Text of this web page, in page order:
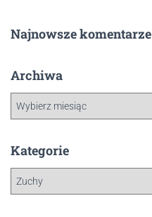
Najnowsze komentarze
Archiwa
Kategorie